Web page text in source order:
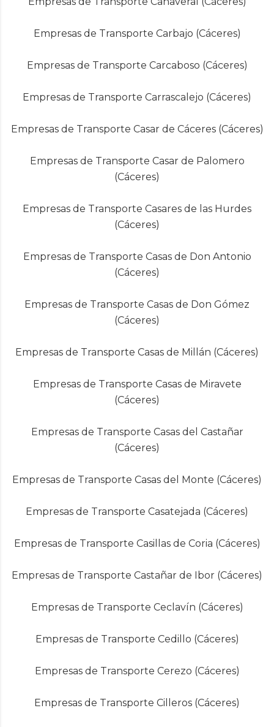
Empresas de Transporte Carbajo (Cáceres)
Empresas de Transporte Carcaboso (Cáceres)
Empresas de Transporte Carrascalejo (Cáceres)
Empresas de Transporte Casar de Cáceres (Cáceres)
Empresas de Transporte Casar de Palomero
(Cáceres)
Empresas de Transporte Casares de las Hurdes
(Cáceres)
Empresas de Transporte Casas de Don Antonio
(Cáceres)
Empresas de Transporte Casas de Don Gómez
(Cáceres)
Empresas de Transporte Casas de Millán (Cáceres)
Empresas de Transporte Casas de Miravete
(Cáceres)
Empresas de Transporte Casas del Castañar
(Cáceres)
Empresas de Transporte Casas del Monte (Cáceres)
Empresas de Transporte Casatejada (Cáceres)
Empresas de Transporte Casillas de Coria (Cáceres)
Empresas de Transporte Castañar de Ibor (Cáceres)
Empresas de Transporte Ceclavín (Cáceres)
Empresas de Transporte Cedillo (Cáceres)
Empresas de Transporte Cerezo (Cáceres)
Empresas de Transporte Cilleros (Cáceres)